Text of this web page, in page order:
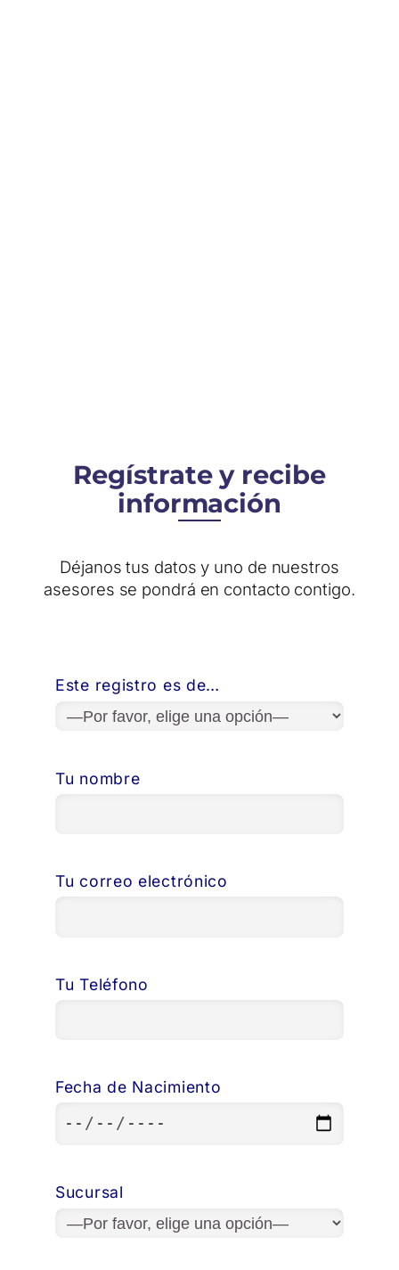
Regístrate y recibe
información
Déjanos tus datos y uno de nuestros
asesores se pondrá en contacto contigo.
Este registro es de…
Tu nombre
Tu correo electrónico
Tu Teléfono
Fecha de Nacimiento
Sucursal